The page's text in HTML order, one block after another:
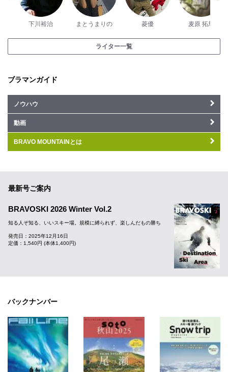
下川裕治 まとうまりの 菱優 麦原 拓馬
ライター一覧
ブラマンガイド
ノウハウ
動画
BRAVO MOUNTAINとは
最新号ご案内
BRAVOSKI 2026 Winter Vol.2
知る人ぞ知る、いいスキー場。規模に縛られず、楽しんだもの勝ち
発売日：2025年12月16日
定価：1,540円 (本体1,400円)
バックナンバー